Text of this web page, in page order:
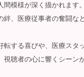
模様が深く描かれます。
絆、医療従事者の奮闘な
転する喜びや、医療スタ
視聴者の心に響くシーン